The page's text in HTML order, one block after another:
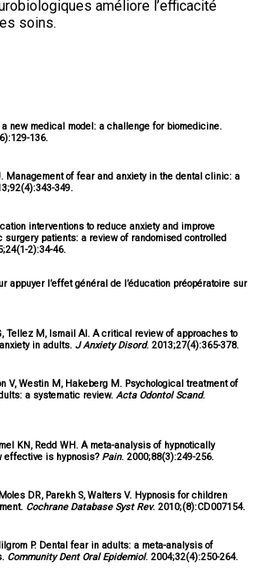
améliore l’efficacité
soins.
a new medical model: a challenge for biomedicine.
136.
Management of fear and anxiety in the dental clinic: a
349.
interventions to reduce anxiety and improve
surgery patients: a review of randomised controlled
2):34-46.
appuyer l’effet général de l’éducation préopératoire sur
Tellez M, Ismail AI. A critical review of approaches to
in adults. J Anxiety Disord. 2013;27(4):365-378.
V, Westin M, Hakeberg M. Psychological treatment of
a systematic review. Acta Odontol Scand.
KN, Redd WH. A meta-analysis of hypnotically
effective is hypnosis? Pain. 2000;88(3):249-256.
DR, Parekh S, Walters V. Hypnosis for children
Cochrane Database Syst Rev. 2010;(8):CD007154.
P. Dental fear in adults: a meta-analysis of
Community Dent Oral Epidemiol. 2004;32(4):250-264.